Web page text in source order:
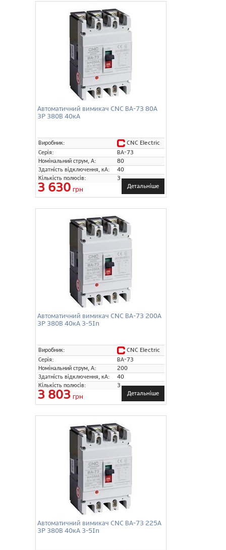
Автоматичний вимикач CNC ВА-73 80А
3P 380В 40кА
Виробник:
CNC Electric
Серія:
ВА-73
Номінальний струм, А:
80
Здатність відключення, кА:
40
Кількість полюсів:
3
3 630 грн Детальніше
Автоматичний вимикач CNC ВА-73 200А
3P 380В 40кА 3-5In
Виробник:
CNC Electric
Серія:
ВА-73
Номінальний струм, А:
200
Здатність відключення, кА:
40
Кількість полюсів:
3
3 803 грн Детальніше
Автоматичний вимикач CNC ВА-73 225А
3P 380В 40кА 3-5In